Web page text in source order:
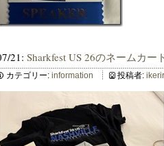
21: Sharkfest US 26のネームカー
カテゴリー: information 投稿者: